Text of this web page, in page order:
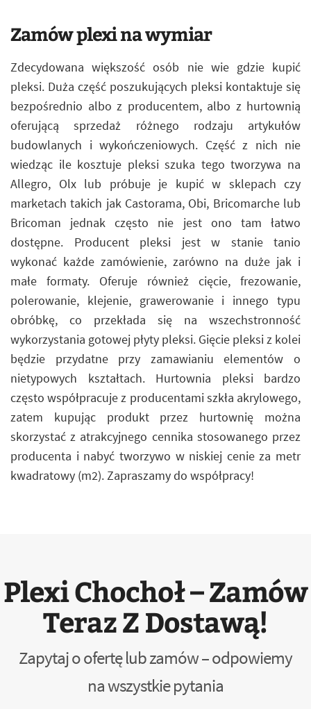
Zamów plexi na wymiar
Zdecydowana większość osób nie wie gdzie kupić
pleksi. Duża część poszukujących pleksi kontaktuje się
bezpośrednio albo z producentem, albo z hurtownią
oferującą sprzedaż różnego rodzaju artykułów
budowlanych i wykończeniowych. Część z nich nie
wiedząc ile kosztuje pleksi szuka tego tworzywa na
Allegro, Olx lub próbuje je kupić w sklepach czy
marketach takich jak Castorama, Obi, Bricomarche lub
Bricoman jednak często nie jest ono tam łatwo
dostępne. Producent pleksi jest w stanie tanio
wykonać każde zamówienie, zarówno na duże jak i
małe formaty. Oferuje również cięcie, frezowanie,
polerowanie, klejenie, grawerowanie i innego typu
obróbkę, co przekłada się na wszechstronność
wykorzystania gotowej płyty pleksi. Gięcie pleksi z kolei
będzie przydatne przy zamawianiu elementów o
nietypowych kształtach. Hurtownia pleksi bardzo
często współpracuje z producentami szkła akrylowego,
zatem kupując produkt przez hurtownię można
skorzystać z atrakcyjnego cennika stosowanego przez
producenta i nabyć tworzywo w niskiej cenie za metr
kwadratowy (m2). Zapraszamy do współpracy!
Plexi Chochoł – Zamów
Teraz Z Dostawą!
Zapytaj o ofertę lub zamów – odpowiemy
na wszystkie pytania